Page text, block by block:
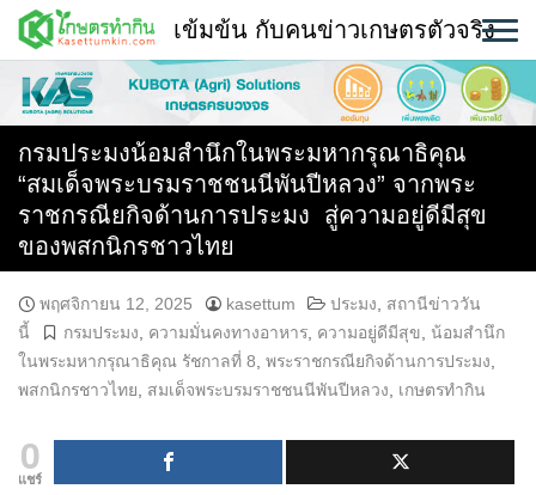
Skip
content
พืช
หน้าแรก
แวดวงเกษตร
ใคร ทำอะไร ที่ไหน
สถานีข่าววันนี้
เข้มข้น กับคนข่าวเกษตรตัวจริง
กรมประมงน้อมสำนึกในพระมหากรุณาธิคุณ
“สมเด็จพระบรมราชชนนีพันปีหลวง” จากพระ
ราชกรณียกิจด้านการประมง สู่ความอยู่ดีมีสุข
ของพสกนิกรชาวไทย
พฤศจิกายน 12, 2025 kasettum ประมง, สถานีข่าววัน
นี้
กรมประมง, ความมั่นคงทางอาหาร, ความอยู่ดีมีสุข, น้อมสำนึก
ในพระมหากรุณาธิคุณ รัชกาลที่ 8, พระราชกรณียกิจด้านการประมง,
พสกนิกรชาวไทย, สมเด็จพระบรมราชชนนีพันปีหลวง, เกษตรทำกิน
0
แชร์